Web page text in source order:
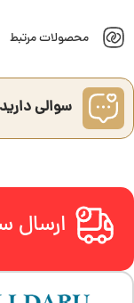
محصولات مرتبط
سوالی
ارسال